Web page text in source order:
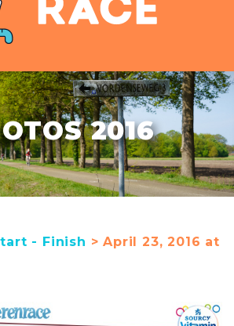
2016
- Finish > April 23, 2016 at